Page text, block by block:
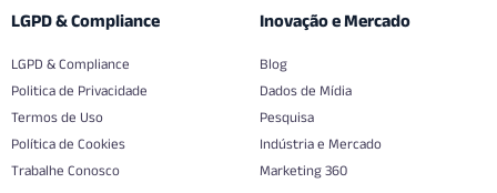
LGPD & Compliance
LGPD & Compliance
Politica de Privacidade
Termos de Uso
Política de Cookies
Trabalhe Conosco
Inovação e Mercado
Blog
Dados de Mídia
Pesquisa
Indústria e Mercado
Marketing 360